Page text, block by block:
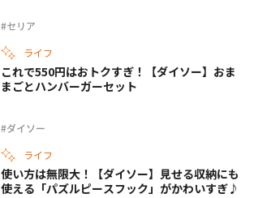
#セリア
ライフ
#ダイソー
これで550円はおトクすぎ！【ダイソー】おま
まごとハンバーガーセット
ライフ
使い方は無限大！【ダイソー】見せる収納にも
使える「パズルピースフック」がかわいすぎ♪